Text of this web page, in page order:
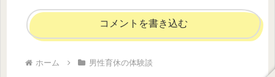
コメントを書き込む
ホーム 男性育休の体験談